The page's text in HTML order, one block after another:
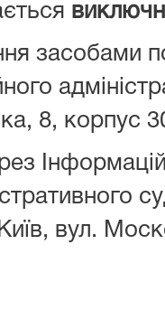
засобами
8, корпус
вул.